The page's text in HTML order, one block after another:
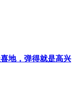
地，弹得就是高兴